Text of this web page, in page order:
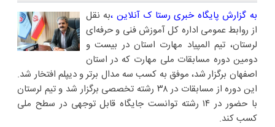
به گزارش پایگاه خبری رستا ک آنلاین ،به نقل
از روابط عمومی اداره کل آموزش فنی و حرفه‌ای
لرستان، تیم المپیاد مهارت استان در بیست و
دومین دوره مسابقات ملی مهارت که در استان
اصفهان برگزار شد، موفق به کسب سه مدال برتر و دیپلم افتخار شد.
این دوره از مسابقات در ۳۸ رشته تخصصی برگزار شد و تیم لرستان
با حضور در ۱۴ رشته توانست جایگاه قابل توجهی در سطح ملی
کسب کند.